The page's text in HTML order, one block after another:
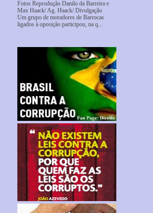
Fotos Reprodução Danilo da Barreira e
Max Haack/ Ag. Haack/ Divulgação
Um grupo de moradores de Barrocas
ligados à oposição participou, na q...